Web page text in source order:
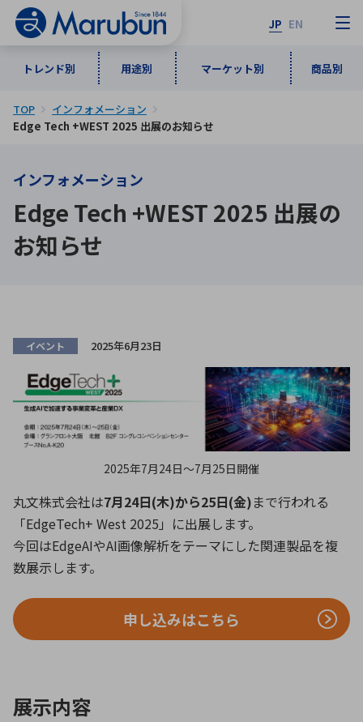
JP EN
トレンド別 用途別 マーケット別 商品別
トレンド別
インダストリアルDXソリューション
ロボティクス（AI）
データセンタ・クラウド
ミリ波レーダー
用途別
通信・ネットワーク
品質管理・検査
製品製造・加工
マーケット別
自動車 産業
民生 医療
商品別
半導体・電子部品 ソフトウェア
ICTソリューション 組立・ロボティクス
組込コンピュータ
特定用途向け・その他 サービス
メーカ一覧
50音順
あ行 か行 さ行
た行
な行
アルファベット順
A C
D
E
F G
H
I
J K
L
N O
Q
R S
T
U
V W
検索
TOP
インフォメーション
Edge Tech +WEST 2025 出展のお知らせ
インフォメーション
Edge Tech +WEST 2025 出展の
お知らせ
イベント 2025年6月23日
2025年7月24日〜7月25日開催
丸文株式会社は7月24日(木)から25日(金)まで行われる
「EdgeTech+ West 2025」に出展します。
今回はEdgeAIやAI画像解析をテーマにした関連製品を複
数展示します。
申し込みはこちら
展示内容